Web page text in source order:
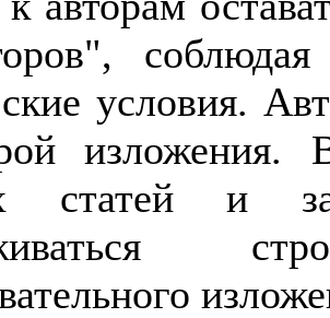
условия.
изложения.
статей и